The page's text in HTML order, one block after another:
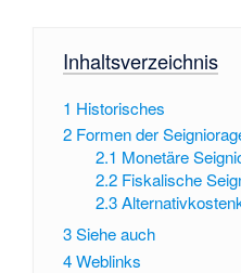
Inhaltsverzeichnis
1 Historisches
2 Formen der
2.1 Monetäre
2.2 Fiskalische
2.3
3Siehe auch
4Weblinks